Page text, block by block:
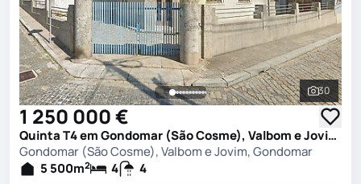
Ver
30
1 250 000 €
Quinta T4 em Gondomar (São Cosme), Valbom e Jovim, Gondomar
Gondomar (São Cosme), Valbom e Jovim, Gondomar
5 500m2 4 4